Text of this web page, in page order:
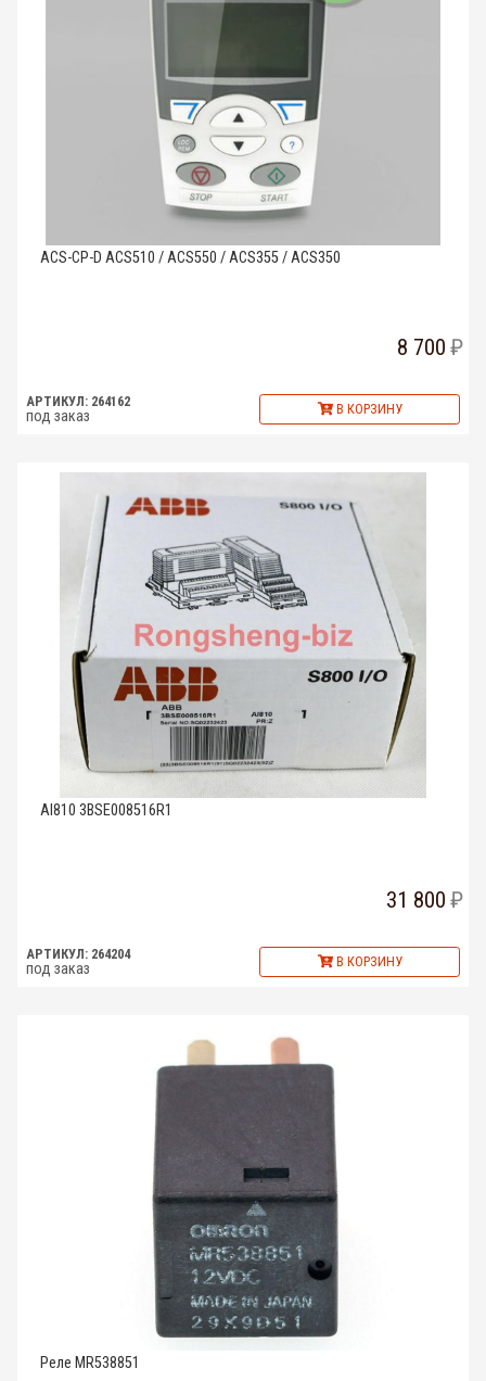
ACS-CP-D ACS510 / ACS550 / ACS355 / ACS350
8 700
АРТИКУЛ: 264162
под заказ В КОРЗИНУ
AI810 3BSE008516R1
31 800
АРТИКУЛ: 264204
под заказ В КОРЗИНУ
Реле MR538851